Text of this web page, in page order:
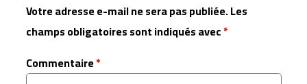
Votre adresse e-mail ne sera pas publiée.Les
champs obligatoires sont indiqués avec*
Commentaire*